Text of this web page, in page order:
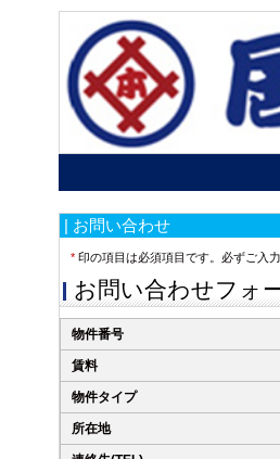
| お問い合わせ
*印の項目は必須項目です。必ずご入力
お問い合わせフォ
物件番号
賃料
物件タイプ
所在地